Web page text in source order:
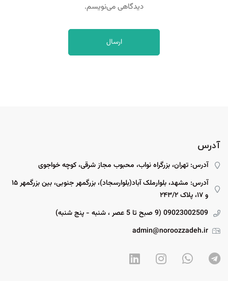
دیدگاهی می‌نویسم.
آدرس
آدرس: تهران، بزرگراه نواب، محبوب مجاز شرقی، کوچه خواجوی
آدرس: مشهد، بلوارملک آباد(بلوارسجاد)، بزرگمهر جنوبی، بین بزرگمهر ۱۵
و ۱۷، پلاک ۲۴۳/۲
09023002509 (9 صبح تا 5 عصر ، شنبه - پنج شنبه)
admin@noroozzadeh.ir